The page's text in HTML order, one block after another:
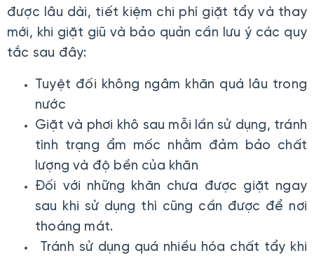
được lâu dài, tiết kiệm chi phí giặt tẩy và thay
mới, khi giặt giũ và bảo quản cần lưu ý các quy
tắc sau đây:
Tuyệt đối không ngâm khăn quá lâu trong
nước
Giặt và phơi khô sau mỗi lần sử dụng, tránh
tình trạng ẩm mốc nhằm đảm bảo chất
lượng và độ bền của khăn
Đối với những khăn chưa được giặt ngay
sau khi sử dụng thì cũng cần được để nơi
thoáng mát.
Tránh sử dụng quá nhiều hóa chất tẩy khi